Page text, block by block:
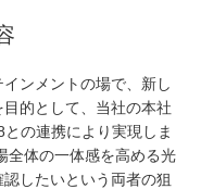
ンメントの場で、新し
的として、当社の本社
の連携により実現しま
全体の一体感を高める光
したいという両者の狙